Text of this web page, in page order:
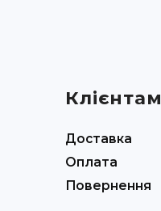
Клієнтам
Доставка
Оплата
Повернення